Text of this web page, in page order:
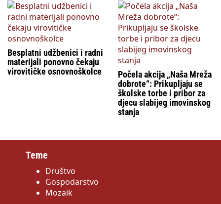
Besplatni udžbenici i radni
materijali ponovno čekaju
virovitičke osnovnoškolce
Počela akcija „Naša Mreža
dobrote“: Prikupljaju se
školske torbe i pribor za
djecu slabijeg imovinskog
stanja
Teme
Društvo
Gospodarstvo
Mozaik